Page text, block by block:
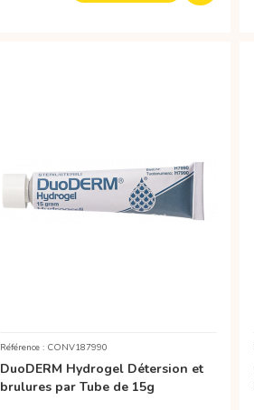
Référence : CONV187990
DuoDERM Hydrogel Détersion et
brulures par Tube de 15g